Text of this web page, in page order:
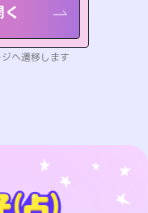
へ遷移します